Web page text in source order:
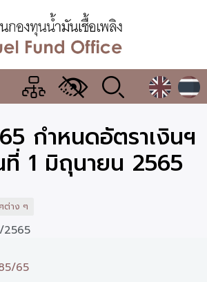
เมนู
เปลี่ยน
แสดง
ผล
กำหนดอัตราเงินฯ
ที่ 1 มิถุนายน 2565
ต่าง ๆ
65